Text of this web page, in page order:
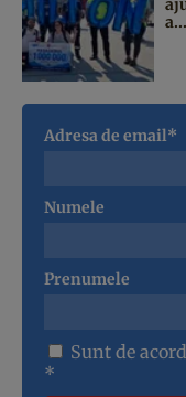
a...
Adresa de email*
Numele
Prenumele
Sunt de
*